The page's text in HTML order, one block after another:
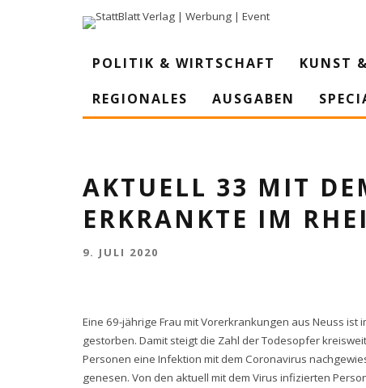
POLITIK & WIRTSCHAFT KUNST
REGIONALES
AUSGABEN
AKTUELL 33 MIT
ERKRANKTE IM
9. JULI 2020
Eine 69-jährige Frau mit Vorerkrankungen aus Neuss
gestorben. Damit steigt die Zahl der Todesopfer
Personen eine Infektion mit dem Coronavirus
genesen. Von den aktuell mit dem Virus infizierten